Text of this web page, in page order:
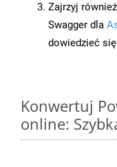
Zajrzyj
Swagger dla
dowiedzieć
Konwertuj
online: